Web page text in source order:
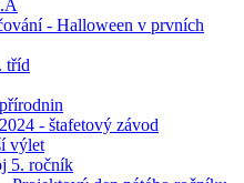
- Halloween v prvních
tříd
- štafetový závod
výlet
5. ročník